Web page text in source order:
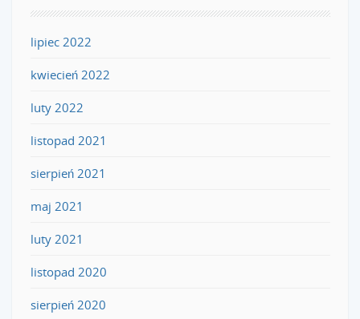
lipiec 2022
kwiecień 2022
luty 2022
listopad 2021
sierpień 2021
maj 2021
luty 2021
listopad 2020
sierpień 2020